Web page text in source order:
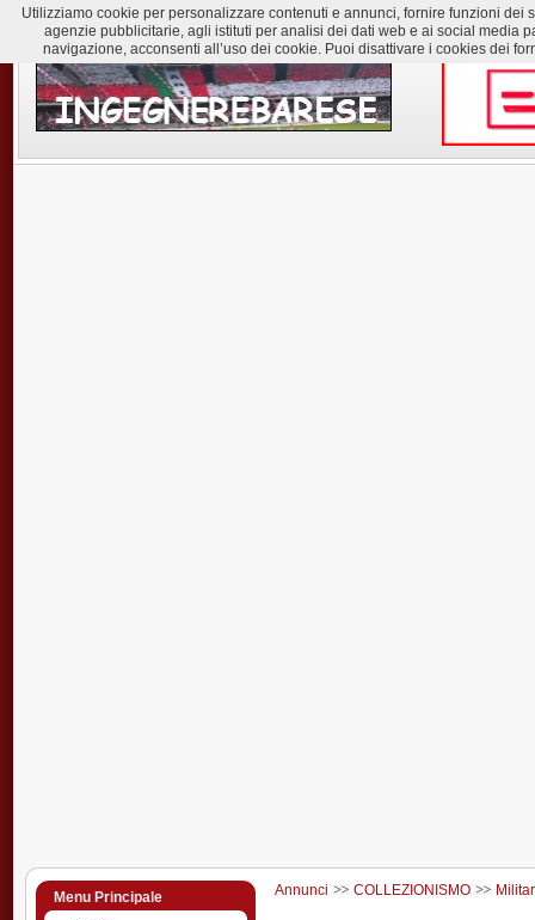
Menu Principale
Annunci COLLEZIONISMO
Utilizziamo cookie per personalizzare contenuti e annunci, fornire funzioni
agenzie pubblicitarie, agli istituti per analisi dei dati web e ai social media
navigazione, acconsenti all’uso dei cookie. Puoi disattivare i cookies dei